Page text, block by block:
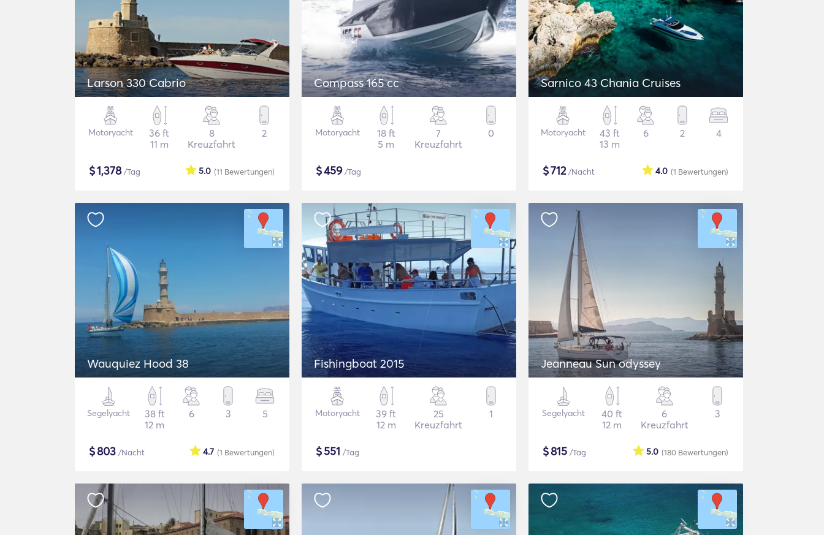
Larson 330 Cabrio
Motoryacht
36 ft
11 m
8
Kreuzfahrt
2
$1,378/Tag (11 Bewertungen)
5.0
Compass 165 cc
Motoryacht
18 ft
5 m
7
Kreuzfahrt
0
$459/Tag
Sarnico 43 Chania Cruises
Motoryacht
43 ft
13 m
6 2 4
$712/Nacht (1 Bewertungen)
4.0
Wauquiez Hood 38
Segelyacht
38 ft
12 m
6 3 5
$803 /Nacht (1 Bewertungen)
4.7
Fishingboat 2015
Motoryacht
39 ft
12 m
25
Kreuzfahrt
1
$551 /Tag
Jeanneau Sun odyssey
Segelyacht
40 ft
12 m
6
Kreuzfahrt
3
$815 /Tag (180 Bewertungen)
5.0